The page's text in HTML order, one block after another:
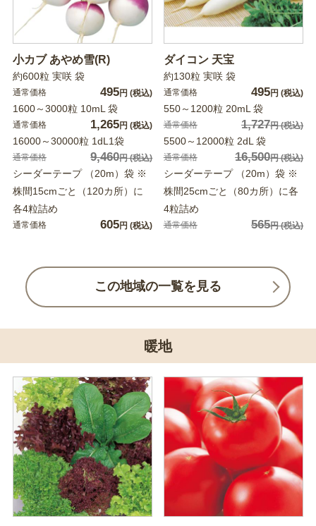
小カブ あやめ雪(R)
約600粒 実咲 袋
通常価格 495円 (税込)
1600～3000粒 10mL 袋
通常価格 1,265円 (税込)
16000～30000粒 1dL1袋
通常価格 9,460円(税込)
シーダーテープ （20m）袋 ※
株間15cmごと（120カ所）に
各4粒詰め
通常価格 605円 (税込)
ダイコン 天宝
約130粒 実咲 袋
通常価格 495円 (税込)
550～1200粒 20mL 袋
通常価格 1,727円(税込)
5500～12000粒 2dL 袋
通常価格 16,500円(税込)
シーダーテープ （20m）袋 ※
株間25cmごと（80カ所）に各
4粒詰め
通常価格 565円(税込)
この地域の一覧を見る
暖地